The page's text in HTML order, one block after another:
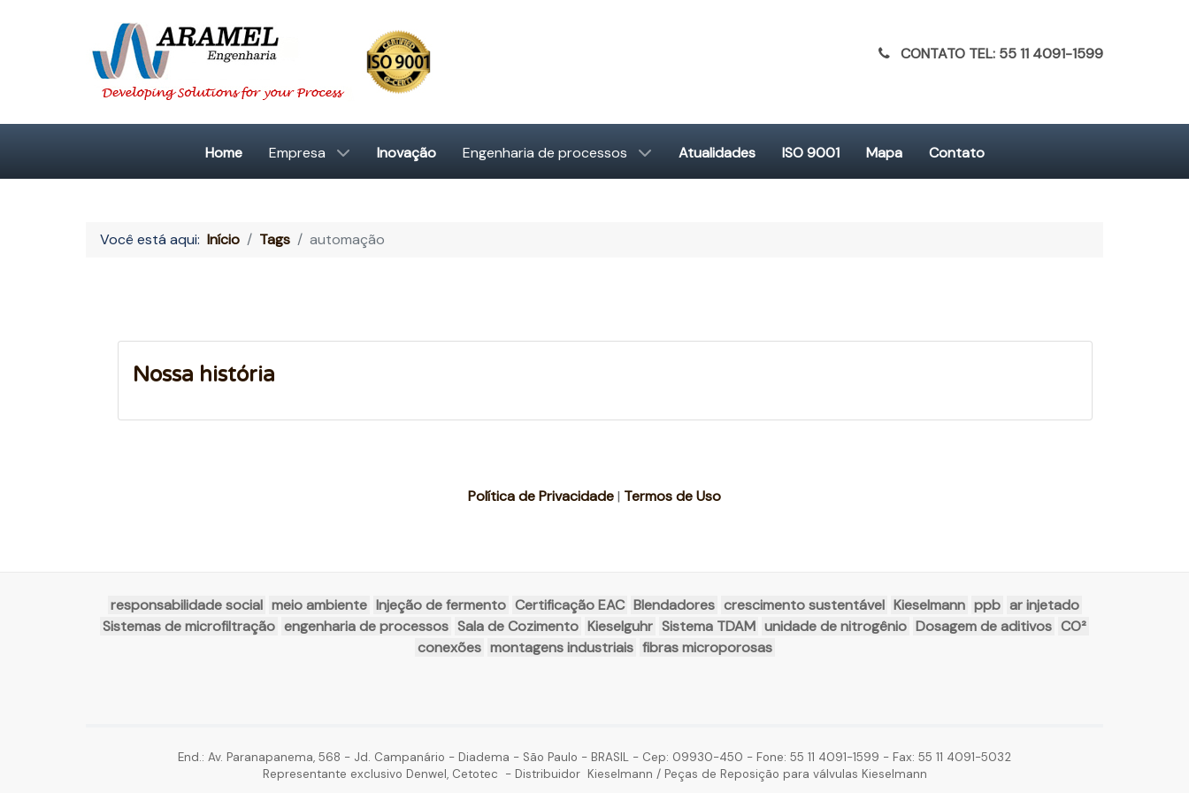
CONTATO TEL: 55 11 4091-1599
Home Empresa Inovação Engenharia de processos Atualidades ISO 9001 Mapa Contato
Você está aqui: Início Tags automação
Nossa história
Política de Privacidade| Termos de Uso
responsabilidade social meio ambiente Injeção de fermento Certificação EAC Blendadores crescimento sustentável Kieselmann ppb ar injetado
Sistemas de microfiltração engenharia de processos Sala de Cozimento Kieselguhr Sistema TDAM unidade de nitrogênio Dosagem de aditivos CO²
conexões montagens industriais fibras microporosas
End.: Av. Paranapanema, 568 - Jd. Campanário - Diadema - São Paulo - BRASIL - Cep: 09930-450 - Fone: 55 11 4091-1599 - Fax: 55 11 4091-5032
Representante exclusivo Denwel, Cetotec - Distribuidor Kieselmann / Peças de Reposição para válvulas Kieselmann